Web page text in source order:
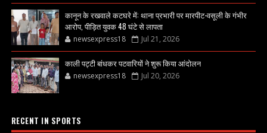
कानून के रखवाले कटघरे में: थाना प्रभारी पर मारपीट-वसूली के गंभीर
आरोप, पीड़ित युवक 48 घंटे से लापता
newsexpress18 Jul 21, 2026
काली पट्टी बांधकर पटवारियों ने शुरू किया आंदोलन
newsexpress18 Jul 20, 2026
RECENT IN SPORTS